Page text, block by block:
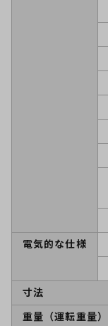
電気的な仕様
寸法
重量（運転重量）